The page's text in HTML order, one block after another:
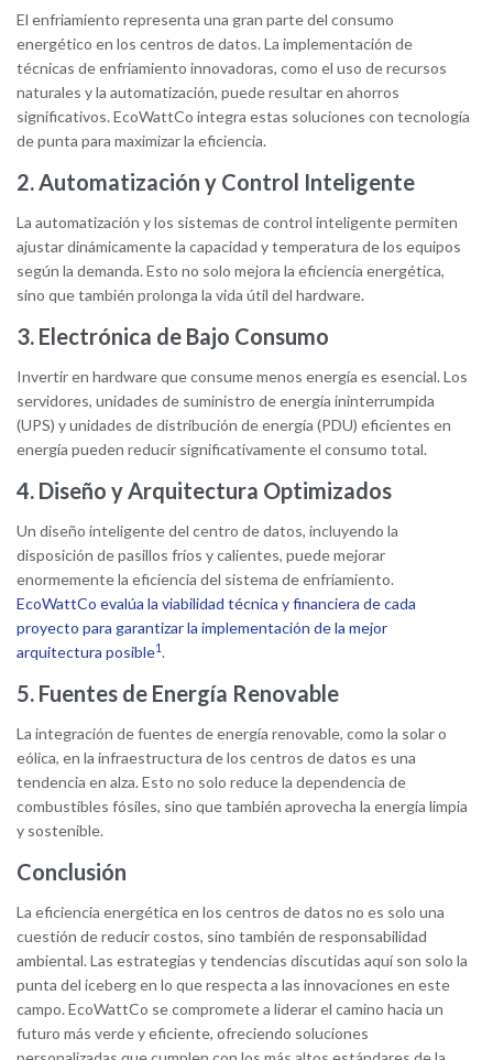
El enfriamiento representa una gran parte del consumo
energético en los centros de datos. La implementación de
técnicas de enfriamiento innovadoras, como el uso de recursos
naturales y la automatización, puede resultar en ahorros
significativos. EcoWattCo integra estas soluciones con tecnología
de punta para maximizar la eficiencia.
2. Automatización y Control Inteligente
La automatización y los sistemas de control inteligente permiten
ajustar dinámicamente la capacidad y temperatura de los equipos
según la demanda. Esto no solo mejora la eficiencia energética,
sino que también prolonga la vida útil del hardware.
3. Electrónica de Bajo Consumo
Invertir en hardware que consume menos energía es esencial. Los
servidores, unidades de suministro de energía ininterrumpida
(UPS) y unidades de distribución de energía (PDU) eficientes en
energía pueden reducir significativamente el consumo total.
4. Diseño y Arquitectura Optimizados
Un diseño inteligente del centro de datos, incluyendo la
disposición de pasillos fríos y calientes, puede mejorar
enormemente la eficiencia del sistema de enfriamiento.
EcoWattCo evalúa la viabilidad técnica y financiera de cada
proyecto para garantizar la implementación de la mejor
arquitectura posible1.
5. Fuentes de Energía Renovable
La integración de fuentes de energía renovable, como la solar o
eólica, en la infraestructura de los centros de datos es una
tendencia en alza. Esto no solo reduce la dependencia de
combustibles fósiles, sino que también aprovecha la energía limpia
y sostenible.
Conclusión
La eficiencia energética en los centros de datos no es solo una
cuestión de reducir costos, sino también de responsabilidad
ambiental. Las estrategias y tendencias discutidas aquí son solo la
punta del iceberg en lo que respecta a las innovaciones en este
campo. EcoWattCo se compromete a liderar el camino hacia un
futuro más verde y eficiente, ofreciendo soluciones